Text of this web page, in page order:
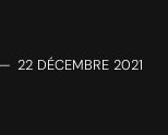
22 DÉCEMBRE 2021